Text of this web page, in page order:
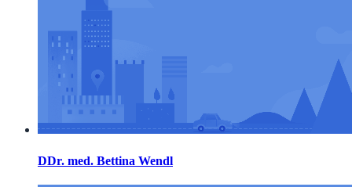
DDr. med. Bettina Wendl